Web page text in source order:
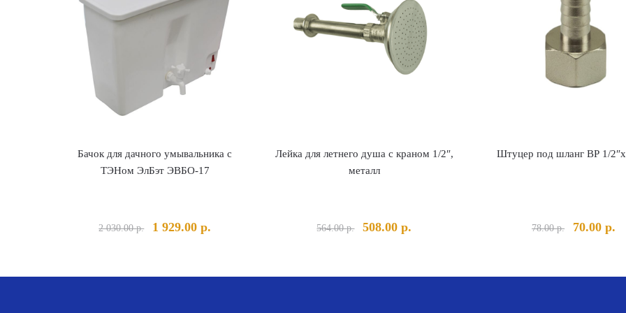
Бачок для дачного умывальника с
ТЭНом ЭлБэт ЭВБО-17
2 030.00р.
Первоначальная
2
1 929.00р.
929.00 р..
Лейка для летнего душа с краном 1/2″,
металл
564.00р.
Первоначальная
564.00 р..
508.00р.
Штуцер под шланг ВР 1/
78.00р.
78.00 р..
70.00р.